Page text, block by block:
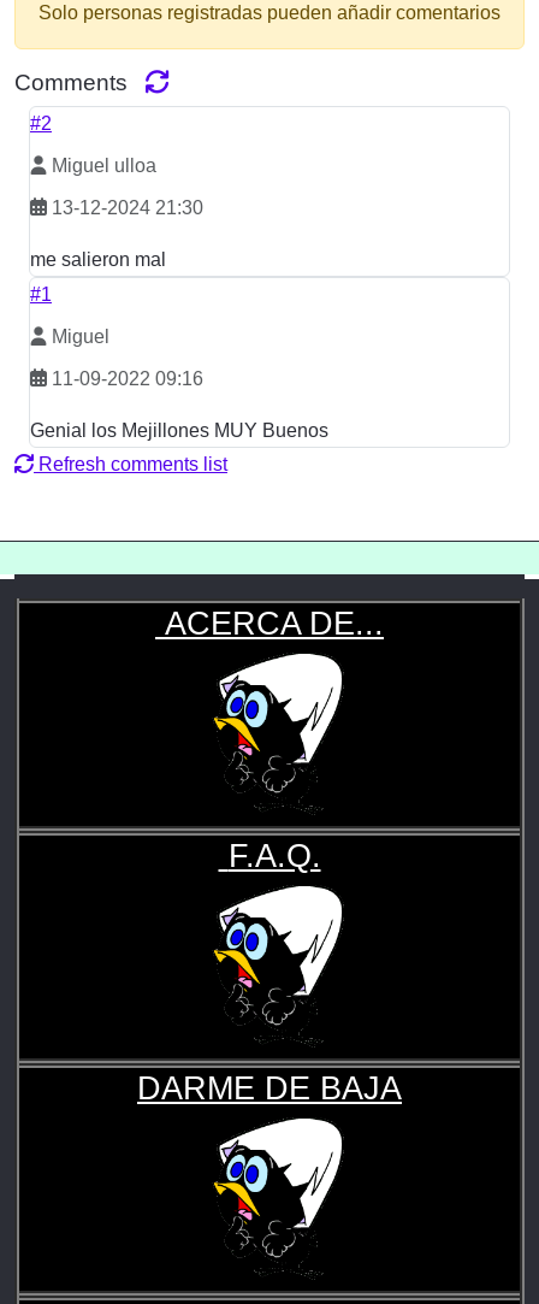
Solo personas registradas pueden añadir comentarios
Comments
#2
Miguel ulloa
13-12-2024 21:30
me salieron mal
#1
Miguel
11-09-2022 09:16
Genial los Mejillones MUY Buenos
Refresh comments list
ACERCA DE...
F.A.Q.
DARME DE BAJA